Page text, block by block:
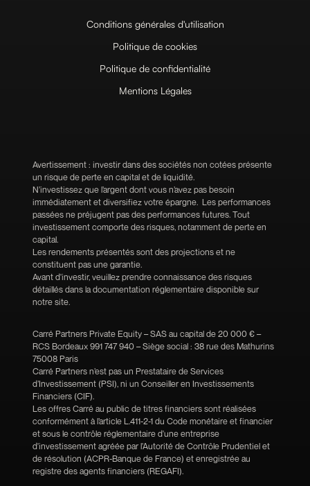
Conditions générales d'utilisation
Politique de cookies
Politique de confidentialité
Mentions Légales
Avertissement : investir dans des sociétés non cotées présente
un risque de perte en capital et de liquidité.
N’investissez que l’argent dont vous n’avez pas besoin
immédiatement et diversifiez votre épargne. Les performances
passées ne préjugent pas des performances futures. Tout
investissement comporte des risques, notamment de perte en
capital.
Les rendements présentés sont des projections et ne
constituent pas une garantie.
Avant d'investir, veuillez prendre connaissance des risques
détaillés dans la documentation réglementaire disponible sur
notre site.
Carré Partners Private Equity – SAS au capital de 20 000 € –
RCS Bordeaux 991 747 940 – Siège social : 38 rue des Mathurins
75008 Paris
Carré Partners n’est pas un Prestataire de Services
d’Investissement (PSI), ni un Conseiller en Investissements
Financiers (CIF).
Les offres Carré au public de titres financiers sont réalisées
conformément à l’article L.411-2-1 du Code monétaire et financier
et sous le contrôle réglementaire d'une entreprise
d'investissement agréée par l’Autorité de Contrôle Prudentiel et
de résolution (ACPR-Banque de France) et enregistrée au
registre des agents financiers (REGAFI).